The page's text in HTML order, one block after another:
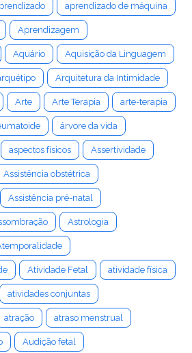
aprendizado de máquina
Aprendizagem
Aquário Aquisição da Linguagem
Arquitetura da Intimidade
Arte Arte Terapia arte-terapia
árvore da vida
aspectos físicos Assertividade
Assistência obstétrica
Assistência pré-natal
Astrologia
Atividade Fetal atividade física
atividades conjuntas
atração atraso menstrual
Audição fetal